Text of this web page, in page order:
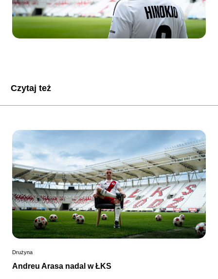
Czytaj też
Drużyna
Andreu Arasa nadal w ŁKS